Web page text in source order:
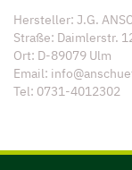
Hersteller: J.G.
Straße: Daimlerstr.
Ort: D-89079 Ulm
Email:
Tel: 0731-4012302